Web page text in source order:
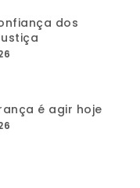
dos
é agir hoje